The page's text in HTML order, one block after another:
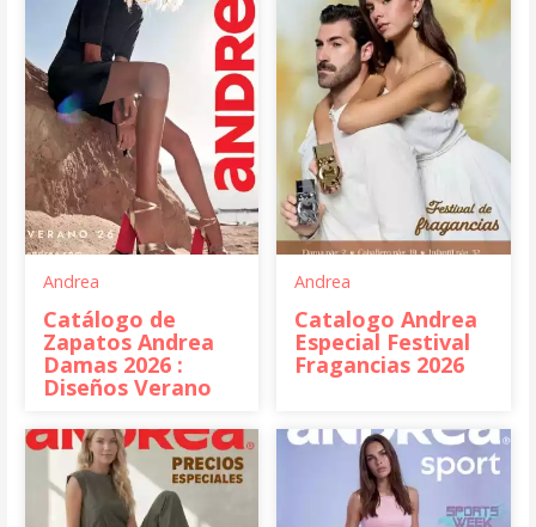
Andrea
Catálogo de
Zapatos Andrea
Damas 2026 :
Diseños Verano
Andrea
Catalogo Andrea
Especial Festival
Fragancias 2026